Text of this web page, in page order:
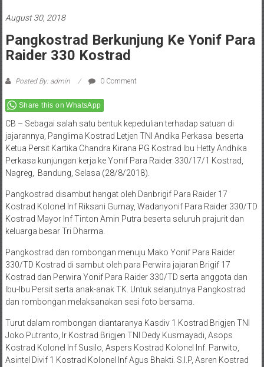
August 30, 2018
Pangkostrad Berkunjung Ke Yonif Para
Raider 330 Kostrad
Posted By: admin 0 Comment
Share this on WhatsApp
CB – Sebagai salah satu bentuk kepedulian terhadap satuan di
jajarannya, Panglima Kostrad Letjen TNI Andika Perkasa beserta
Ketua Persit Kartika Chandra Kirana PG Kostrad Ibu Hetty Andhika
Perkasa kunjungan kerja ke Yonif Para Raider 330/17/1 Kostrad,
Nagreg, Bandung, Selasa (28/8/2018).
Pangkostrad disambut hangat oleh Danbrigif Para Raider 17
Kostrad Kolonel Inf Riksani Gumay, Wadanyonif Para Raider 330/TD
Kostrad Mayor Inf Tinton Amin Putra beserta seluruh prajurit dan
keluarga besar Tri Dharma.
Pangkostrad dan rombongan menuju Mako Yonif Para Raider
330/TD Kostrad di sambut oleh para Perwira jajaran Brigif 17
Kostrad dan Perwira Yonif Para Raider 330/TD serta anggota dan
Ibu-Ibu Persit serta anak-anak TK. Untuk selanjutnya Pangkostrad
dan rombongan melaksanakan sesi foto bersama.
Turut dalam rombongan diantaranya Kasdiv 1 Kostrad Brigjen TNI
Joko Putranto, Ir Kostrad Brigjen TNI Dedy Kusmayadi, Asops
Kostrad Kolonel Inf Susilo, Aspers Kostrad Kolonel Inf. Parwito,
Asintel Divif 1 Kostrad Kolonel Inf Agus Bhakti. S.I.P, Asren Kostrad